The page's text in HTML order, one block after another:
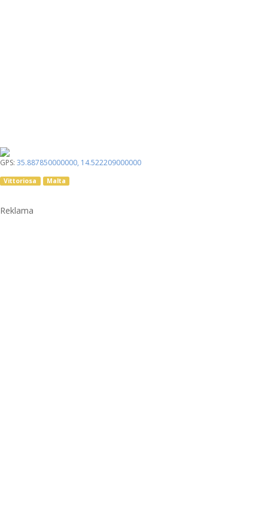
GPS: 35.887850000000, 14.522209000000
Vittoriosa Malta
Reklama